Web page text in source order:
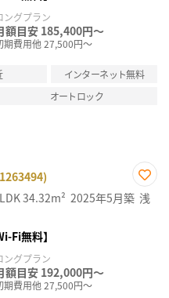
ングプラン
額目安 185,400円～
期費用他 27,500円～
インターネット無料
オートロック
お気
に入
34.32m² 2025年5月築 浅
Fi無料】
ングプラン
額目安 192,000円～
期費用他 27,500円～